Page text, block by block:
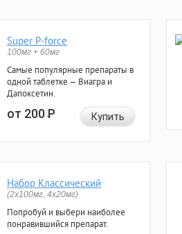
Super P-force
100мг + 60мг
Самые популярные препараты в
одной таблетке — Виагра и
Дапоксетин.
от 200Р Купить
Набор Классический
(2x100мг, 4x20мг)
Попробуй и выбери наиболее
понравившийся препарат.